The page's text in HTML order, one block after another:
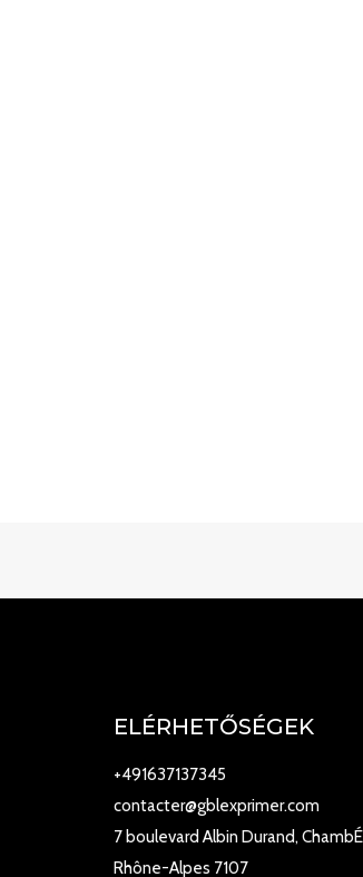
ELÉRHETŐSÉGEK
+491637137345
contacter@gblexprimer.com
7 boulevard Albin Durand,
Rhône-Alpes 7107